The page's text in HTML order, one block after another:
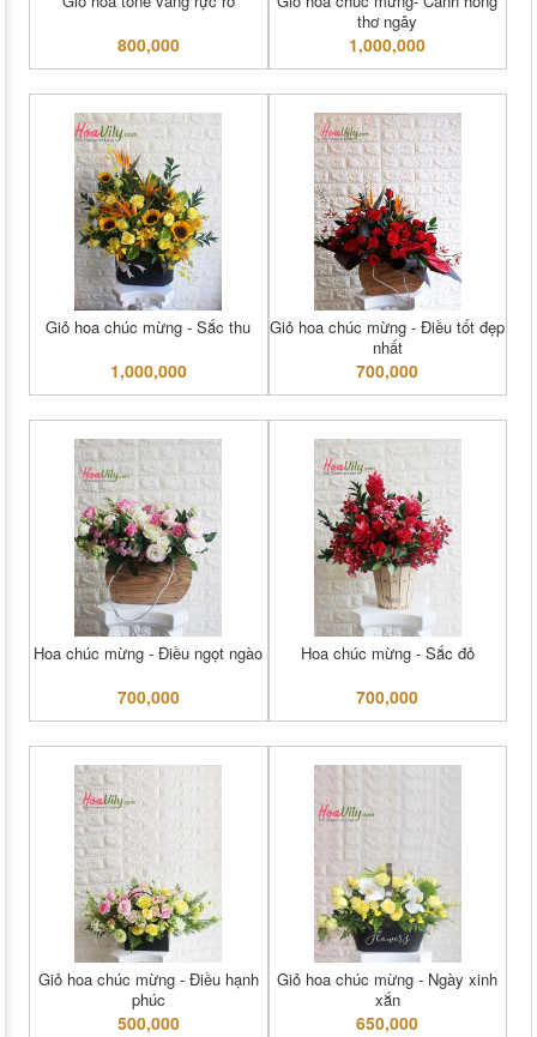
800,000
thơ ngây
1,000,000
Giỏ hoa chúc mừng - Sắc thu
1,000,000
Giỏ hoa chúc mừng - Điều tốt đẹp
nhất
700,000
Hoa chúc mừng - Điều ngọt ngào
700,000
Hoa chúc mừng - Sắc đỏ
700,000
Giỏ hoa chúc mừng - Điều hạnh
phúc
500,000
Giỏ hoa chúc mừng - Ngày xinh
xắn
650,000